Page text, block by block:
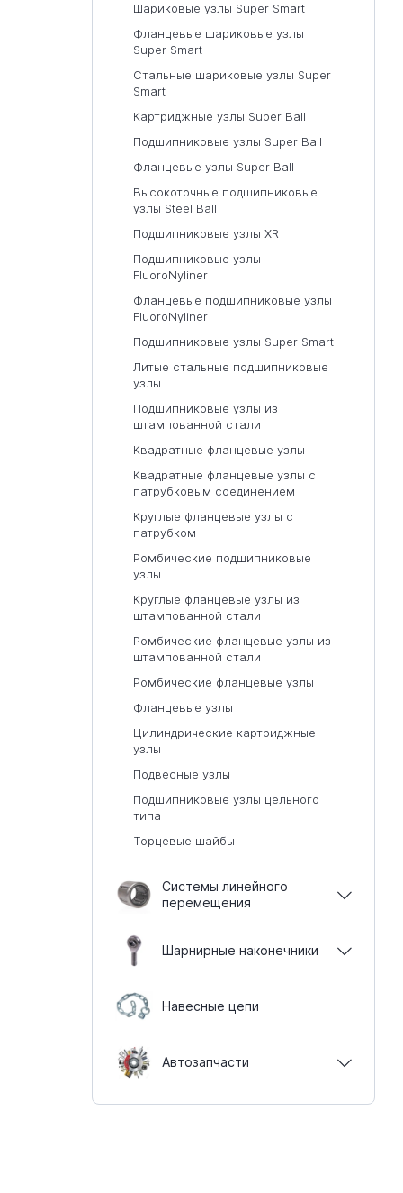
Шариковые узлы Super Smart
Фланцевые шариковые узлы
Super Smart
Стальные шариковые узлы Super
Smart
Картриджные узлы Super Ball
Подшипниковые узлы Super Ball
Фланцевые узлы Super Ball
Высокоточные подшипниковые
узлы Steel Ball
Подшипниковые узлы XR
Подшипниковые узлы
FluoroNyliner
Фланцевые подшипниковые узлы
FluoroNyliner
Подшипниковые узлы Super Smart
Литые стальные подшипниковые
узлы
Подшипниковые узлы из
штампованной стали
Квадратные фланцевые узлы
Квадратные фланцевые узлы с
патрубковым соединением
Круглые фланцевые узлы с
патрубком
Ромбические подшипниковые
узлы
Круглые фланцевые узлы из
штампованной стали
Ромбические фланцевые узлы из
штампованной стали
Ромбические фланцевые узлы
Фланцевые узлы
Цилиндрические картриджные
узлы
Подвесные узлы
Подшипниковые узлы цельного
типа
Торцевые шайбы
Системы линейного
перемещения
Шарнирные наконечники
Навесные цепи
Автозапчасти